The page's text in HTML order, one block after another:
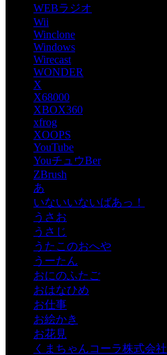
WEBラジオ
Wii
Winclone
Windows
Wirecast
WONDER
X
X68000
XBOX360
xfrog
XOOPS
YouTube
YouチュウBer
ZBrush
あ
いないいないばあっ！
うさお
うさじ
うたこのおへや
うーたん
おにのふたご
おはなひめ
お仕事
お絵かき
お花見
くまちゃんコーラ株式会社